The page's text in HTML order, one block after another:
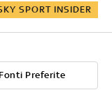
SPORT INSIDER
Fonti Preferite